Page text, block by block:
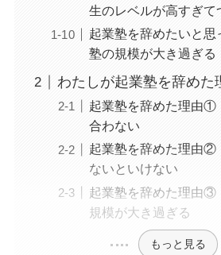
生のレベルが高すぎて
起業塾を辞めたいと
塾の規模が大き過ぎる
わたしが起業塾を辞めた
起業塾を辞めた理由①
合わない
起業塾を辞めた理由②
ないといけない
起業塾を辞めた理由③
規模が大き過ぎる
もっと見る